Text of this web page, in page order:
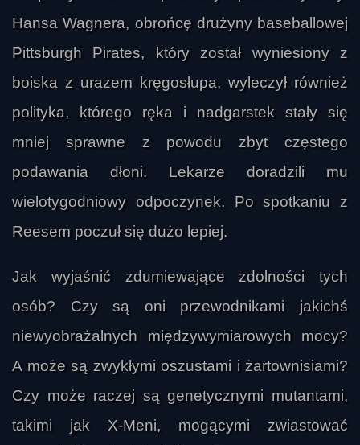
Hansa Wagnera, obrońcę drużyny baseballowej
Pittsburgh Pirates, który został wyniesiony z
boiska z urazem kręgosłupa, wyleczył również
polityka, którego ręka i nadgarstek stały się
mniej sprawne z powodu zbyt częstego
podawania dłoni. Lekarze doradzili mu
wielotygodniowy odpoczynek. Po spotkaniu z
Reesem poczuł się dużo lepiej.
Jak wyjaśnić zdumiewające zdolności tych
osób? Czy są oni przewodnikami jakichś
niewyobrażalnych międzywymiarowych mocy?
A może są zwykłymi oszustami i żartownisiami?
Czy może raczej są genetycznymi mutantami,
takimi jak X-Meni, mogącymi zwiastować
Ally
falka